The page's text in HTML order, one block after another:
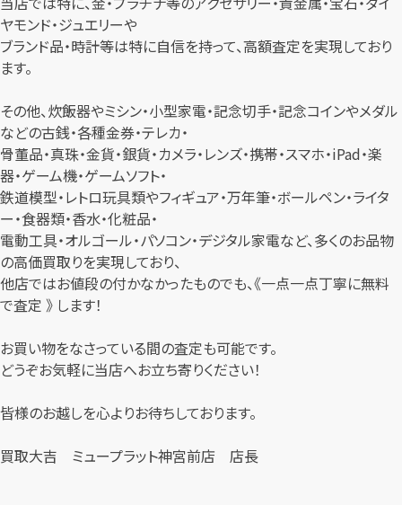
ヤモンド・ジュエリーや
ブランド品・時計等は特に自信を持って、高額査定を実現しており
ます。
その他、炊飯器やミシン・小型家電・記念切手・記念コインやメダル
などの古銭・各種金券・テレカ・
骨董品・真珠・金貨・銀貨・カメラ・レンズ・携帯・スマホ・iPad・楽
器・ゲーム機・ゲームソフト・
鉄道模型・レトロ玩具類やフィギュア・万年筆・ボールペン・ライタ
ー・食器類・香水・化粧品・
電動工具・オルゴール・パソコン・デジタル家電など、多くのお品物
の高価買取りを実現しており、
他店ではお値段の付かなかったものでも、《一点一点丁寧に無料
で査定 》 します！
お買い物をなさっている間の査定も可能です。
どうぞお気軽に当店へお立ち寄りください！
皆様のお越しを心よりお待ちしております。
買取大吉 ミュープラット神宮前店 店長